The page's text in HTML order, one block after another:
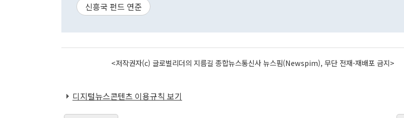
신흥국 펀드 연준
<저작권자(c) 글로벌리더의 지름길 종합뉴스통신사 뉴스핌(Newspim), 무단 전재-재배포 금지>
디지털뉴스콘텐츠 이용규칙 보기